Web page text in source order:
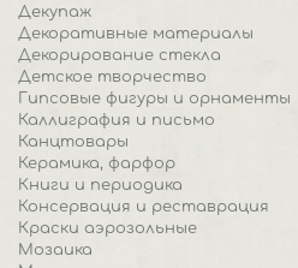
Декупаж
Декоративные материалы
Декорирование стекла
Детское творчество
Гипсовые фигуры и орнаменты
Каллиграфия и письмо
Канцтовары
Керамика, фарфор
Книги и периодика
Консервация и реставрация
Краски аэрозольные
Мозаика